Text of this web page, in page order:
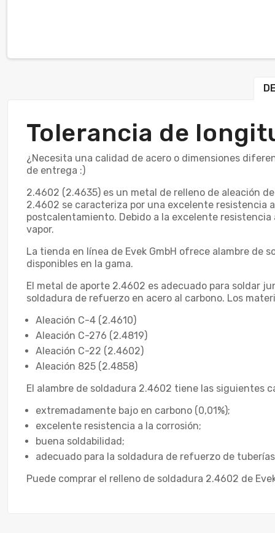
Tolerancia de
¿Necesita una calidad de acero o dimensiones
de entrega :)
2.4602 (2.4635) es un metal de relleno de aleación
2.4602 se caracteriza por una excelente resistencia
postcalentamiento. Debido a la excelente
vapor.
La tienda en línea de Evek GmbH ofrece alambre de
disponibles en la gama.
El metal de aporte 2.4602 es adecuado para soldar
soldadura de refuerzo en acero al carbono. Los
Aleación C-4 (2.4610)
Aleación C-276 (2.4819)
Aleación C-22 (2.4602)
Aleación 825 (2.4858)
El alambre de soldadura 2.4602 tiene las siguientes
extremadamente bajo en carbono (0,01%);
excelente resistencia a la corrosión;
buena soldabilidad;
adecuado para la soldadura de refuerzo de
Puede comprar el relleno de soldadura 2.4602 de